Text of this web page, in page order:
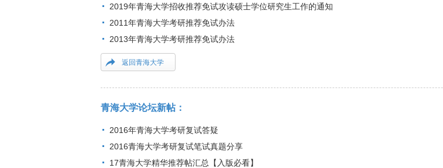
2019年青海大学招收推荐免试攻读硕士学位研究生工作的通知
2011年青海大学考研推荐免试办法
2013年青海大学考研推荐免试办法
返回青海大学
青海大学论坛新帖：
2016年青海大学考研复试答疑
2016青海大学考研复试笔试真题分享
17青海大学精华推荐帖汇总【入版必看】